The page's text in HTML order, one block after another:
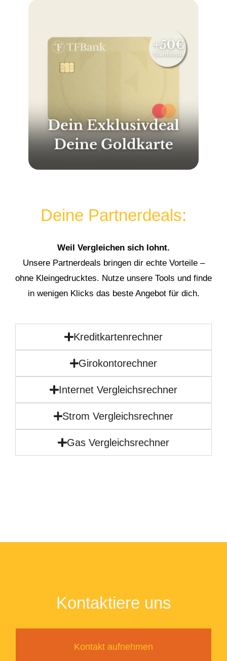
Deine Partnerdeals:
Weil Vergleichen sich lohnt.
Unsere Partnerdeals bringen dir echte Vorteile –
ohne Kleingedrucktes. Nutze unsere Tools und finde
in wenigen Klicks das beste Angebot für dich.
Kreditkartenrechner
Girokontorechner
Internet Vergleichsrechner
Strom Vergleichsrechner
Gas Vergleichsrechner
Kontaktiere uns
Kontakt aufnehmen